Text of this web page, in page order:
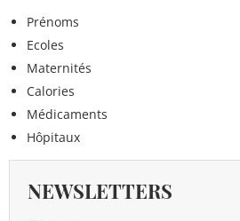
Prénoms
Ecoles
Maternités
Calories
Médicaments
Hôpitaux
NEWSLETTERS